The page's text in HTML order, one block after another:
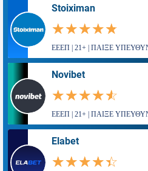
Stoiximan
☆☆☆☆☆
★★★★★
ΕΕΕΠ | 21+ | ΠΑΙΞΕ
Novibet
☆☆☆☆☆
★★★★★
ΕΕΕΠ | 21+ | ΠΑΙΞΕ
Elabet
☆☆☆☆☆
★★★★★